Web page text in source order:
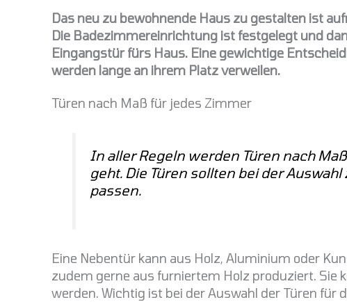
Das neu zu bewohnende Haus zu gestalten ist
Die Badezimmereinrichtung ist festgelegt und
Eingangstür fürs Haus. Eine gewichtige
werden lange an ihrem Platz verweilen.
Türen nach Maß für jedes Zimmer
In aller Regeln werden Türen nach
geht. Die Türen sollten bei der
passen.
Eine Nebentür kann aus Holz, Aluminium oder
zudem gerne aus furniertem Holz produziert. Sie
werden. Wichtig ist bei der Auswahl der Türen für